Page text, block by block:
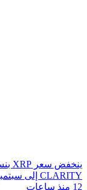
CLARITY إلى سبتمبر
12 منذ ساعات